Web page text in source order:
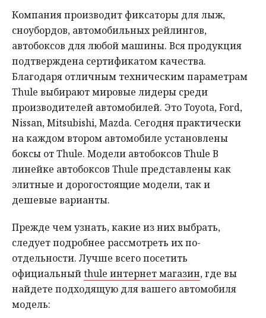
Компания производит фиксаторы для лыж,
сноубордов, автомобильных рейлингов,
автобоксов для любой машины. Вся продукция
подтверждена сертификатом качества.
Благодаря отличным техническим параметрам
Thule выбирают мировые лидеры среди
производителей автомобилей. Это Toyota, Ford,
Nissan, Mitsubishi, Mazda. Сегодня практически
на каждом втором автомобиле установлены
боксы от Thule. Модели автобоксов Thule В
линейке автобоксов Thule представлены как
элитные и дорогостоящие модели, так и
дешевые варианты.
Прежде чем узнать, какие из них выбрать,
следует подробнее рассмотреть их по-
отдельности. Лучше всего посетить
официальныйthule интернет магазин, где вы
найдете подходящую для вашего автомобиля
модель: